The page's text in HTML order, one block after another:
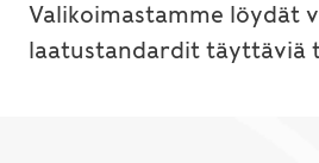
Valikoimastamme löydät
laatustandardit täyttäviä